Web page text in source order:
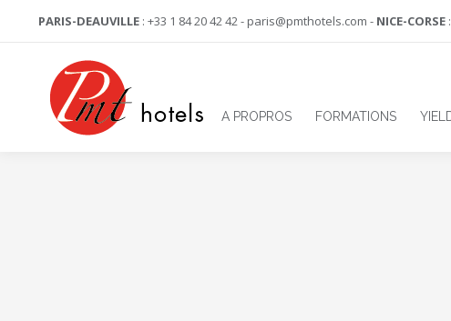
PARIS-DEAUVILLE : +33 1 84 20 42 42 - paris@pmthotels.com - NICE-CORSE
A PROPROS FORMATIONS